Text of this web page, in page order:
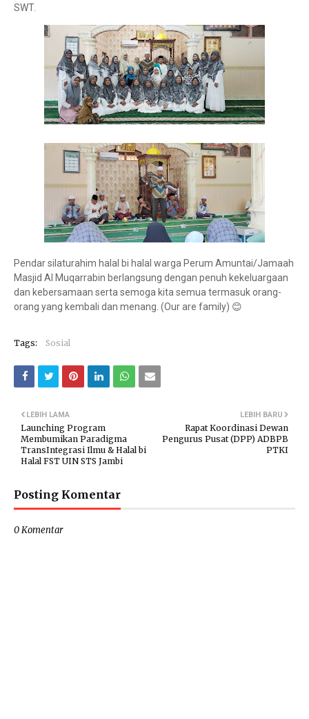
SWT.
Pendar silaturahim halal bi halal warga Perum Amuntai/Jamaah
Masjid Al Muqarrabin berlangsung dengan penuh kekeluargaan
dan kebersamaan serta semoga kita semua termasuk orang-
orang yang kembali dan menang. (Our are family) 😊
Tags: Sosial
LEBIH BARU
Rapat Koordinasi Dewan
Pengurus Pusat (DPP) ADBPB
PTKI
LEBIH LAMA
Launching Program
Membumikan Paradigma
TransIntegrasi Ilmu & Halal bi
Halal FST UIN STS Jambi
Posting Komentar
0 Komentar